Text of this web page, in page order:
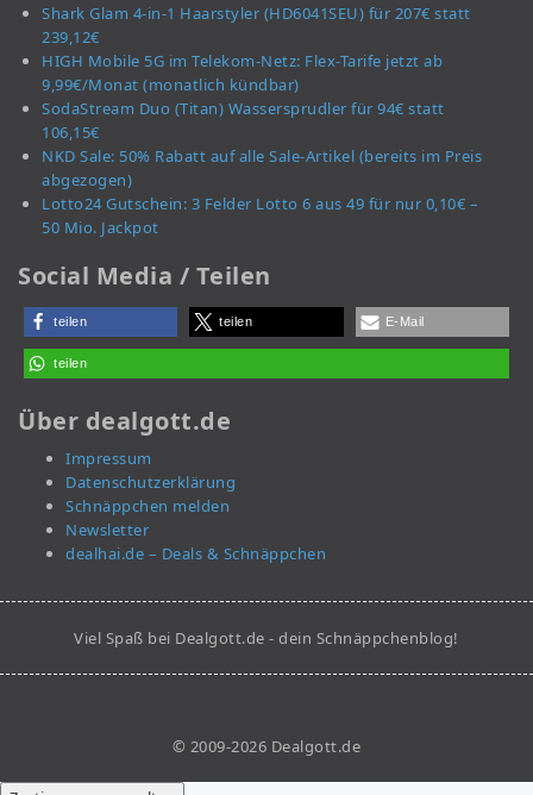
Shark Glam 4-in-1 Haarstyler (HD6041SEU) für 207€ statt
239,12€
HIGH Mobile 5G im Telekom-Netz: Flex-Tarife jetzt ab
9,99€/Monat (monatlich kündbar)
SodaStream Duo (Titan) Wassersprudler für 94€ statt
106,15€
NKD Sale: 50% Rabatt auf alle Sale-Artikel (bereits im Preis
abgezogen)
Lotto24 Gutschein: 3 Felder Lotto 6 aus 49 für nur 0,10€ –
50 Mio. Jackpot
Social Media / Teilen
teilen teilen E-Mail
teilen
Über dealgott.de
Impressum
Datenschutzerklärung
Schnäppchen melden
Newsletter
dealhai.de – Deals & Schnäppchen
Viel Spaß bei Dealgott.de - dein Schnäppchenblog!
© 2009-2026 Dealgott.de